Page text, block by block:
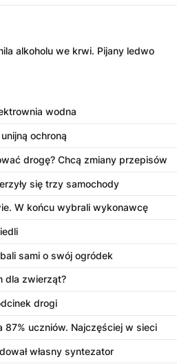
alkoholu we krwi. Pijany ledwo
wodna
ochroną
drogę? Chcą zmiany przepisów
się trzy samochody
W końcu wybrali wykonawcę
sami o swój ogródek
dla zwierząt?
drogi
87% uczniów. Najczęściej w sieci
własny syntezator